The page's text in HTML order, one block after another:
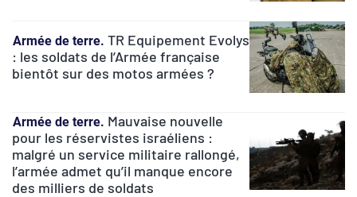
Armée de terre TR Equipement Evolys
: les soldats de l’Armée française
bientôt sur des motos armées ?
Armée de terre Mauvaise nouvelle
pour les réservistes israéliens :
malgré un service militaire rallongé,
l’armée admet qu’il manque encore
des milliers de soldats